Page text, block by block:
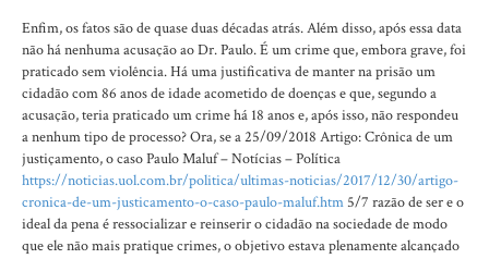
Enfim, os fatos são de quase duas décadas atrás. Além disso, após essa data
não há nenhuma acusação ao Dr. Paulo. É um crime que, embora grave, foi
praticado sem violência. Há uma justificativa de manter na prisão um
cidadão com 86 anos de idade acometido de doenças e que, segundo a
acusação, teria praticado um crime há 18 anos e, após isso, não respondeu
a nenhum tipo de processo? Ora, se a 25/09/2018 Artigo: Crônica de um
justiçamento, o caso Paulo Maluf – Notícias – Política
https://noticias.uol.com.br/politica/ultimas-noticias/2017/12/30/artigo-
cronica-de-um-justicamento-o-caso-paulo-maluf.htm 5/7 razão de ser e o
ideal da pena é ressocializar e reinserir o cidadão na sociedade de modo
que ele não mais pratique crimes, o objetivo estava plenamente alcançado